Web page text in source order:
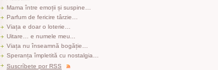
Mama între emoții și suspine…
Parfum de fericire târzie…
Viața e doar o loterie…
Uitare… e numele meu...
Viața nu înseamnă bogăție…
Speranța împletită cu nostalgia…
Suscríbete por RSS